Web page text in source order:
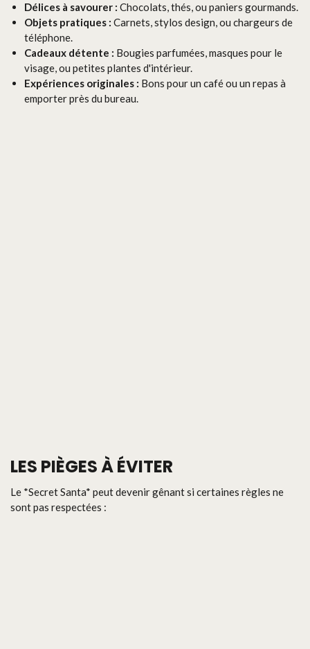
Délices à savourer : Chocolats, thés, ou paniers gourmands.
Objets pratiques : Carnets, stylos design, ou chargeurs de
téléphone.
Cadeaux détente : Bougies parfumées, masques pour le
visage, ou petites plantes d'intérieur.
Expériences originales : Bons pour un café ou un repas à
emporter près du bureau.
LES PIÈGES À ÉVITER
Le *Secret Santa* peut devenir gênant si certaines règles ne
sont pas respectées :